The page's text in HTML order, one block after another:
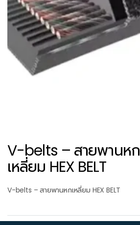
V-belts – สายพานหก
เหลี่ยม HEX BELT
V-belts – สายพานหกเหลี่ยม HEX BELT